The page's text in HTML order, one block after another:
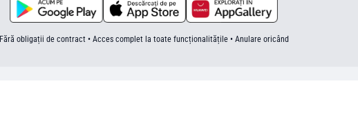
Fără obligații de contract • Acces complet la toate funcționalitățile • Anulare oricând